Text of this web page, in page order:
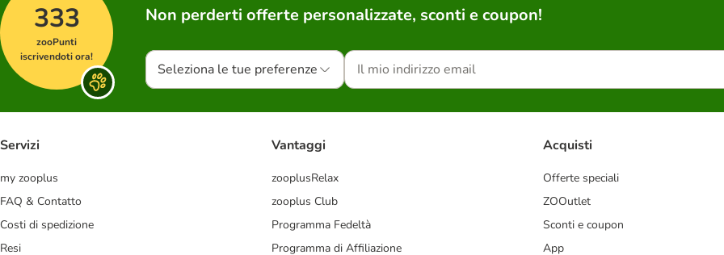
333
zooPunti
iscrivendoti ora!
Non perderti offerte personalizzate, sconti e coupon!
Seleziona le tue preferenze
Servizi
my zooplus
FAQ & Contatto
Costi di spedizione
Resi
Vantaggi
zooplusRelax
zooplus Club
Programma Fedeltà
Programma di Affiliazione
Acquisti
Offerte speciali
ZOOutlet
Sconti e coupon
App